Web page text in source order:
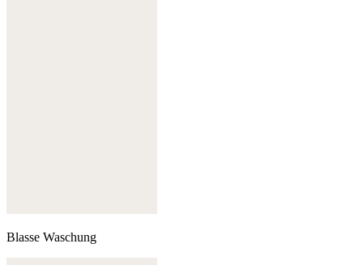
Blasse Waschung